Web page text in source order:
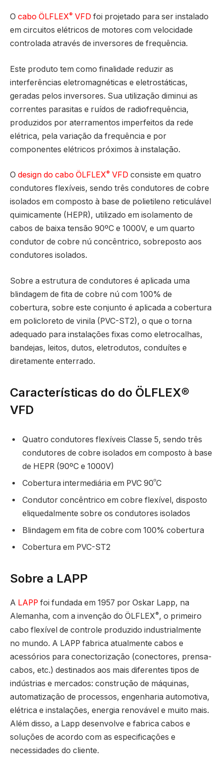
O cabo ÖLFLEX® VFD foi projetado para ser instalado
em circuitos elétricos de motores com velocidade
controlada através de inversores de frequência.
Este produto tem como finalidade reduzir as
interferências eletromagnéticas e eletrostáticas,
geradas pelos inversores. Sua utilização diminui as
correntes parasitas e ruídos de radiofrequência,
produzidos por aterramentos imperfeitos da rede
elétrica, pela variação da frequência e por
componentes elétricos próximos à instalação.
O design do cabo ÖLFLEX® VFD consiste em quatro
condutores flexíveis, sendo três condutores de cobre
isolados em composto à base de polietileno reticulável
quimicamente (HEPR), utilizado em isolamento de
cabos de baixa tensão 90ºC e 1000V, e um quarto
condutor de cobre nú concêntrico, sobreposto aos
condutores isolados.
Sobre a estrutura de condutores é aplicada uma
blindagem de fita de cobre nú com 100% de
cobertura, sobre este conjunto é aplicada a cobertura
em policloreto de vinila (PVC-ST2), o que o torna
adequado para instalações fixas como eletrocalhas,
bandejas, leitos, dutos, eletrodutos, conduítes e
diretamente enterrado.
Características do do ÖLFLEX®
VFD
Quatro condutores flexíveis Classe 5, sendo três
condutores de cobre isolados em composto à base
de HEPR (90ºC e 1000V)
Cobertura intermediária em PVC 90ºC
Condutor concêntrico em cobre flexível, disposto
eliquedalmente sobre os condutores isolados
Blindagem em fita de cobre com 100% cobertura
Cobertura em PVC-ST2
Sobre a LAPP
A LAPP foi fundada em 1957 por Oskar Lapp, na
Alemanha, com a invenção do ÖLFLEX®, o primeiro
cabo flexível de controle produzido industrialmente
no mundo. A LAPP fabrica atualmente cabos e
acessórios para conectorização (conectores, prensa-
cabos, etc.) destinados aos mais diferentes tipos de
indústrias e mercados: construção de máquinas,
automatização de processos, engenharia automotiva,
elétrica e instalações, energia renovável e muito mais.
Além disso, a Lapp desenvolve e fabrica cabos e
soluções de acordo com as especificações e
necessidades do cliente.